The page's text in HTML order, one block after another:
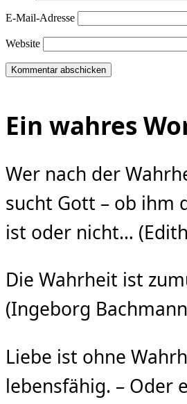
E-Mail-Adresse
Website
Ein wahres
Wer nach der
sucht Gott – ob ihm
ist oder nicht…
Die Wahrheit ist
(Ingeborg
Liebe ist ohne
lebensfähig. – Oder